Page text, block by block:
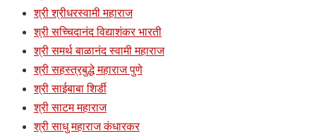
श्री श्रीधरस्वामी महाराज
श्री सच्चिदानंद विद्याशंकर भारती
श्री समर्थ बाळानंद स्वामी महाराज
श्री सहस्त्रबुद्धे महाराज पुणे
श्री साईबाबा शिर्डी
श्री साटम महाराज
श्री साधु महाराज कंधारकर